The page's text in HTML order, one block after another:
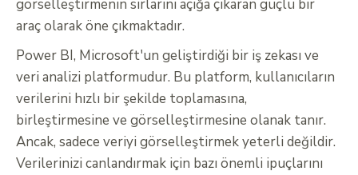
görselleştirmenin sırlarını açığa çıkaran güçlü bir
araç olarak öne çıkmaktadır.
Power BI, Microsoft'un geliştirdiği bir iş zekası ve
veri analizi platformudur. Bu platform, kullanıcıların
verilerini hızlı bir şekilde toplamasına,
birleştirmesine ve görselleştirmesine olanak tanır.
Ancak, sadece veriyi görselleştirmek yeterli değildir.
Verilerinizi canlandırmak için bazı önemli ipuçlarını